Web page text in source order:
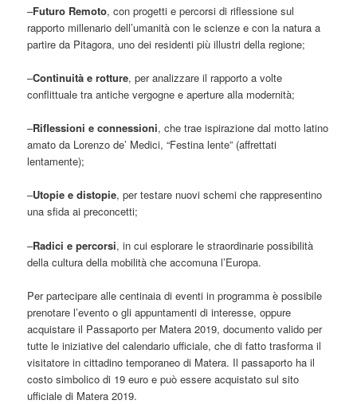
–Futuro Remoto, con progetti e percorsi di riflessione sul
rapporto millenario dell’umanità con le scienze e con la natura a
partire da Pitagora, uno dei residenti più illustri della regione;
–Continuità e rotture, per analizzare il rapporto a volte
conflittuale tra antiche vergogne e aperture alla modernità;
–Riflessioni e connessioni, che trae ispirazione dal motto latino
amato da Lorenzo de’ Medici, “Festina lente” (affrettati
lentamente);
–Utopie e distopie, per testare nuovi schemi che rappresentino
una sfida ai preconcetti;
–Radici e percorsi, in cui esplorare le straordinarie possibilità
della cultura della mobilità che accomuna l’Europa.
Per partecipare alle centinaia di eventi in programma è possibile
prenotare l’evento o gli appuntamenti di interesse, oppure
acquistare il Passaporto per Matera 2019, documento valido per
tutte le iniziative del calendario ufficiale, che di fatto trasforma il
visitatore in cittadino temporaneo di Matera. Il passaporto ha il
costo simbolico di 19 euro e può essere acquistato sul sito
ufficiale di Matera 2019.